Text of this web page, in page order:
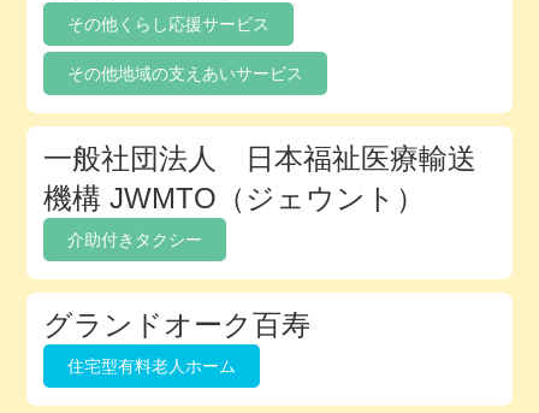
その他くらし応援サービス
その他地域の支えあいサービス
一般社団法人 日本福祉医療輸送
機構 JWMTO（ジェウント）
介助付きタクシー
グランドオーク百寿
住宅型有料老人ホーム